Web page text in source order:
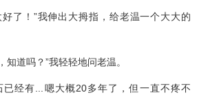
！”我伸出大拇指，给老温一个大大的
道吗？”我轻轻地问老温。
经有...嗯大概20多年了，但一直不疼不